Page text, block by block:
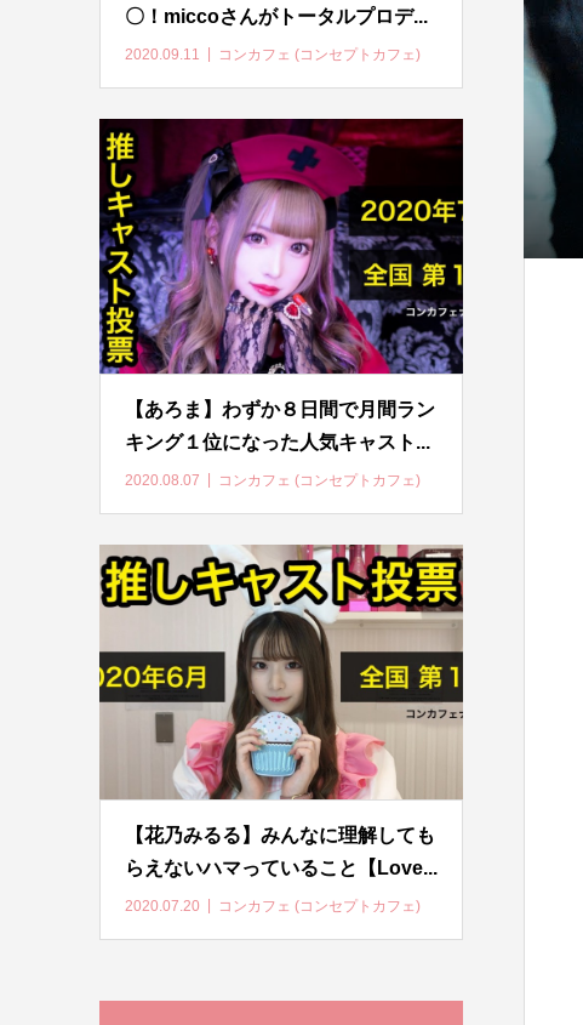
〇！miccoさんがトータルプロデ...
2020.09.11 コンカフェ (コンセプトカフェ)
【あろま】わずか８日間で月間ラン
キング１位になった人気キャスト...
2020.08.07 コンカフェ (コンセプトカフェ)
【花乃みるる】みんなに理解しても
らえないハマっていること【Love...
2020.07.20 コンカフェ (コンセプトカフェ)